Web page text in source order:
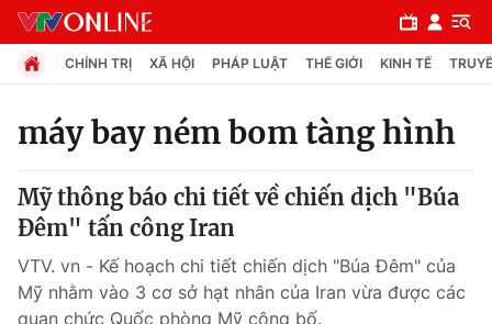
Chuyên mục
Chính trị
Xã hội
CHÍNH TRỊ XÃ HỘI PHÁP LUẬT THẾ GIỚI KINH TẾ
máy bay ném bom tàng hình
Mỹ thông báo chi tiết về chiến dịch "Búa
Đêm" tấn công Iran
VTV. vn - Kế hoạch chi tiết chiến dịch "Búa Đêm" của
Mỹ nhằm vào 3 cơ sở hạt nhân của Iran vừa được các
quan chức Quốc phòng Mỹ công bố.